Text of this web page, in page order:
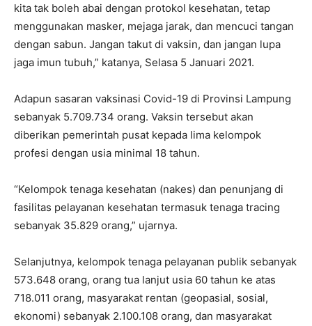
kita tak boleh abai dengan protokol kesehatan, tetap
menggunakan masker, mejaga jarak, dan mencuci tangan
dengan sabun. Jangan takut di vaksin, dan jangan lupa
jaga imun tubuh,” katanya, Selasa 5 Januari 2021.
Adapun sasaran vaksinasi Covid-19 di Provinsi Lampung
sebanyak 5.709.734 orang. Vaksin tersebut akan
diberikan pemerintah pusat kepada lima kelompok
profesi dengan usia minimal 18 tahun.
“Kelompok tenaga kesehatan (nakes) dan penunjang di
fasilitas pelayanan kesehatan termasuk tenaga tracing
sebanyak 35.829 orang,” ujarnya.
Selanjutnya, kelompok tenaga pelayanan publik sebanyak
573.648 orang, orang tua lanjut usia 60 tahun ke atas
718.011 orang, masyarakat rentan (geopasial, sosial,
ekonomi) sebanyak 2.100.108 orang, dan masyarakat